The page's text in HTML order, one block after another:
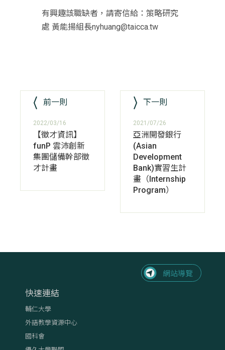
有興趣該職缺者，請寄信給：策略研究
處 黃能揚組長nyhuang@taicca.tw
前一則
2022/03/16
【徵才資訊】
funP 雲沛創新
集團儲備幹部徵
才計畫
下一則
2021/07/26
亞洲開發銀行
(Asian
Development
Bank)實習生計
畫（Internship
Program）
快速連結
輔仁大學
外語教學資源中心
國科會